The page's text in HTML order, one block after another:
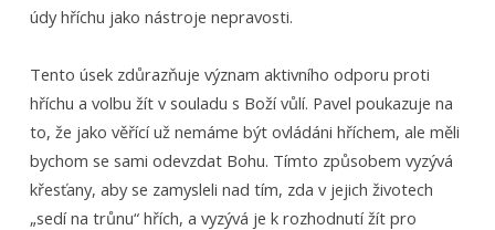
údy hříchu jako nástroje nepravosti.
Tento úsek zdůrazňuje význam aktivního odporu proti
hříchu a volbu žít v souladu s Boží vůlí. Pavel poukazuje na
to, že jako věřící už nemáme být ovládáni hříchem, ale měli
bychom se sami odevzdat Bohu. Tímto způsobem vyzývá
křesťany, aby se zamysleli nad tím, zda v jejich životech
„sedí na trůnu“ hřích, a vyzývá je k rozhodnutí žít pro